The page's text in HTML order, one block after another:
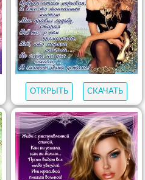
ОТКРЫТЬ СКАЧАТЬ